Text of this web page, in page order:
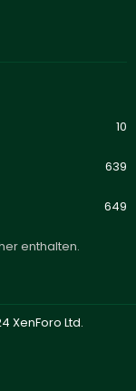
10
639
649
enthalten.
XenForo Ltd.